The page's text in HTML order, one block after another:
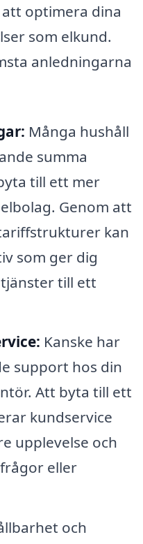
optimera dina
som elkund.
anledningarna
Många hushåll
summa
till ett mer
Genom att
kan
som ger dig
till ett
Kanske har
support hos din
Att byta till ett
kundservice
upplevelse och
eller
och